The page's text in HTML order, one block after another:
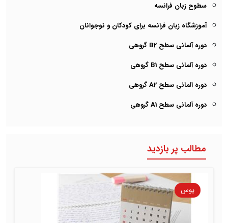
سطوح زبان فرانسه
آموزشگاه زبان فرانسه برای کودکان و نوجوانان
دوره آلمانی سطح B2 گروهی
دوره آلمانی سطح B1 گروهی
دوره آلمانی سطح A2 گروهی
دوره آلمانی سطح A1 گروهی
مطالب پر بازدید
یوس